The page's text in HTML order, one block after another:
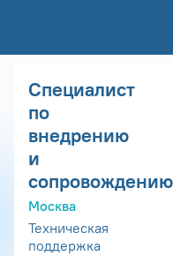
Специалист
по
внедрению
и
сопровождению
Москва
Техническая
поддержка